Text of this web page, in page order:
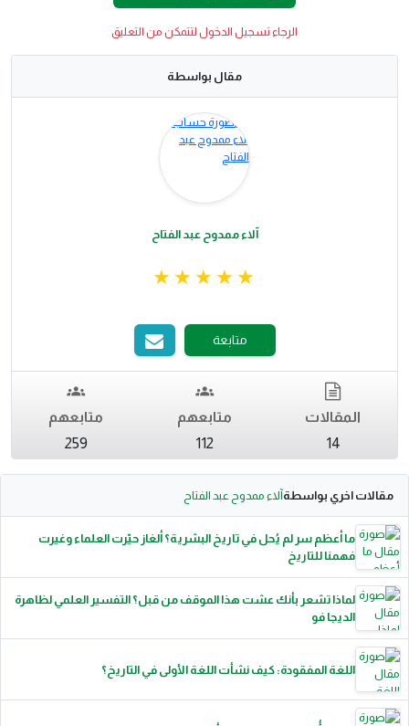
الرجاء تسجيل الدخول لتتمكن من التعليق
مقال بواسطة
آلاء ممدوح عبد الفتاح
متابعة
المقالات
14
متابعهم
112
متابعهم
259
مقالات اخري بواسطةآلاء ممدوح عبد الفتاح
ما أعظم سر لم يُحل في تاريخ البشرية؟ ألغاز حيّرت العلماء وغيرت
فهمنا للتاريخ
لماذا تشعر بأنك عشت هذا الموقف من قبل؟ التفسير العلمي لظاهرة
الديجا فو
اللغة المفقودة: كيف نشأت اللغة الأولى في التاريخ؟